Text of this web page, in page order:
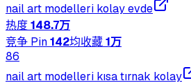
nail art modelleri kolay evde
热度148.7万
竞争 Pin142均收藏1万
86
nail art modelleri kısa tırnak kolay